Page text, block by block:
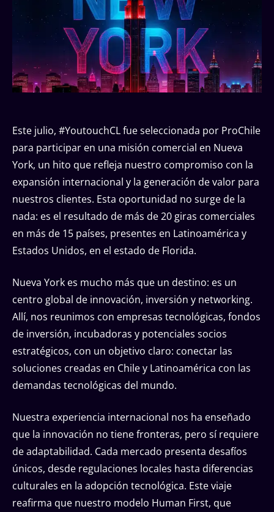
Este julio, #YoutouchCL fue seleccionada por ProChile
para participar en una misión comercial en Nueva
York, un hito que refleja nuestro compromiso con la
expansión internacional y la generación de valor para
nuestros clientes. Esta oportunidad no surge de la
nada: es el resultado de más de 20 giras comerciales
en más de 15 países, presentes en Latinoamérica y
Estados Unidos, en el estado de Florida.
Nueva York es mucho más que un destino: es un
centro global de innovación, inversión y networking.
Allí, nos reunimos con empresas tecnológicas, fondos
de inversión, incubadoras y potenciales socios
estratégicos, con un objetivo claro: conectar las
soluciones creadas en Chile y Latinoamérica con las
demandas tecnológicas del mundo.
Nuestra experiencia internacional nos ha enseñado
que la innovación no tiene fronteras, pero sí requiere
de adaptabilidad. Cada mercado presenta desafíos
únicos, desde regulaciones locales hasta diferencias
culturales en la adopción tecnológica. Este viaje
reafirma que nuestro modelo Human First, que